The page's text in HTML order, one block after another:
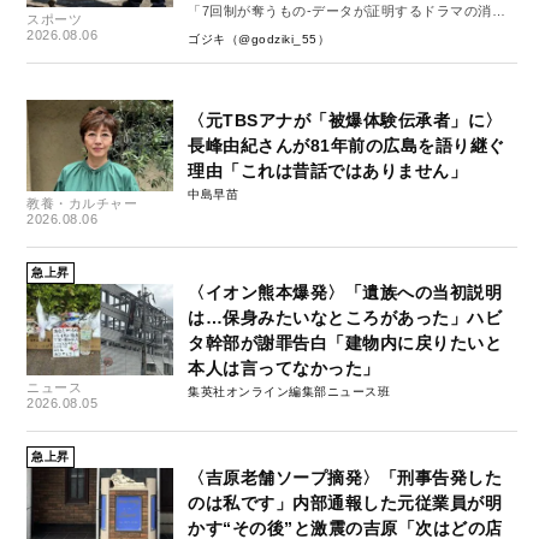
スポーツ
2026.08.06
「7回制が奪うもの-データが証明するドラマの消
失-」
ゴジキ（@godziki_55）
教養・カルチャー
2026.08.06
〈元TBSアナが「被爆体験伝承者」に〉
長峰由紀さんが81年前の広島を語り継ぐ
理由「これは昔話ではありません」
中島早苗
急上昇
ニュース
2026.08.05
〈イオン熊本爆発〉「遺族への当初説明
は…保身みたいなところがあった」ハビ
タ幹部が謝罪告白「建物内に戻りたいと
本人は言ってなかった」
集英社オンライン編集部ニュース班
急上昇
〈吉原老舗ソープ摘発〉「刑事告発した
のは私です」内部通報した元従業員が明
かす“その後”と激震の吉原「次はどの店